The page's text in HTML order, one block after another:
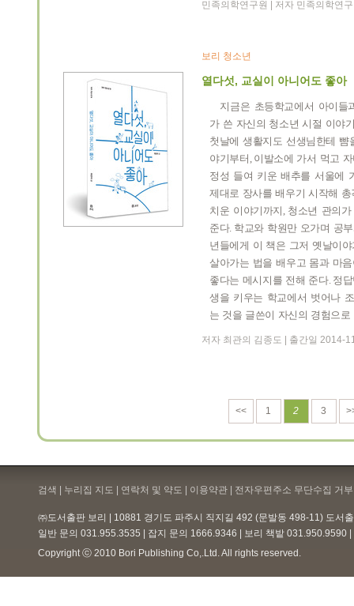
민족의학연구원 | 저자 민족의학연
보리 청소년
열다섯, 교실이 아니어도 좋아
지금은 초등학교에서 아이
가 쓴 자신의 청소년 시절 이야
첫날에 생활지도 선생님한테
야기부터 , 이발소에 가서 먹고
정성 들여 키운 배추를 서울에
제대로 장사를 배우기 시작해
치운 이야기까지 , 청소년 관의
준다. 학교와 학원만 오가며 공
년들에게 이 책은 그저 옛날이
살아가는 법을 배우고 몸과 마
좋다는 메시지를 전해 준다. 정
생을 키우는 학교에서 벗어나
는 것을 글쓴이 자신의 경험으
저자 최관의 김종도 | 출간일 2014-
<< 1 2 3
검색 | 누리집 지도 | 연락처 및 약도 | 이용약관 | 전자우편주소 무단수집 거
㈜도서출판 보리 | 10881 경기도 파주시 직지길 492 (문발동 498-11) 도서
일반 문의 031.955.3535 | 잡지 문의 1666.9346 | 보리 책밭 031.950.9590
Copyright ⓒ 2010 Bori Publishing Co,.Ltd. All rights reserved.